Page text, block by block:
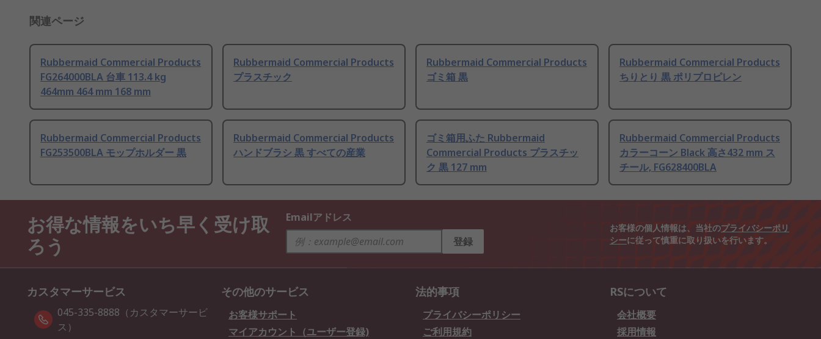
関連ページ
Rubbermaid Commercial Products
FG264000BLA 台車 113.4 kg
464mm 464 mm 168 mm
Rubbermaid Commercial Products
プラスチック
Rubbermaid Commercial Products
ゴミ箱 黒
Rubbermaid Commercial Products
ちりとり 黒 ポリプロピレン
Rubbermaid Commercial Products
FG253500BLA モップホルダー 黒
Rubbermaid Commercial Products
ハンドブラシ 黒 すべての産業
ゴミ箱用ふた Rubbermaid
Commercial Products プラスチッ
ク 黒 127 mm
Rubbermaid Commercial Products
カラーコーン Black 高さ432 mm ス
チール, FG628400BLA
お得な情報をいち早く受け取
ろう
Emailアドレス
登録
お客様の個人情報は、当社のプライバシーポリ
シーに従って慎重に取り扱いを行います。
カスタマーサービス
045-335-8888（カスタマーサービ
ス）
その他のサービス
お客様サポート
マイアカウント（ユーザー登録)
法的事項
プライバシーポリシー
ご利用規約
RSについて
会社概要
採用情報